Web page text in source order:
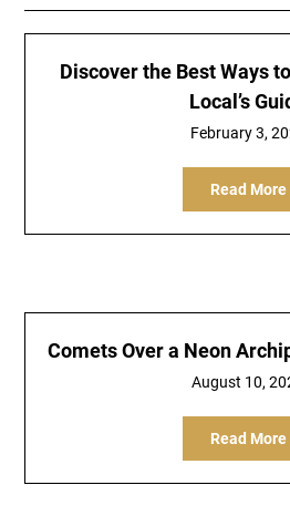
Discover the Best Ways
Local’s
February 3,
Read More
Comets Over a Neon
August 10,
Read More